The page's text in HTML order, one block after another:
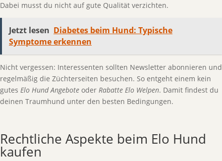
Dabei musst du nicht auf gute Qualität verzichten.
Jetzt lesen Diabetes beim Hund: Typische
Symptome erkennen
Nicht vergessen: Interessenten sollten Newsletter abonnieren und
regelmäßig die Züchterseiten besuchen. So entgeht einem kein
gutes Elo Hund Angebote oder Rabatte Elo Welpen. Damit findest du
deinen Traumhund unter den besten Bedingungen.
Rechtliche Aspekte beim Elo Hund
kaufen